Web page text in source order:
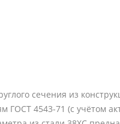
сечения из
ГОСТ 4543-71 (с учётом